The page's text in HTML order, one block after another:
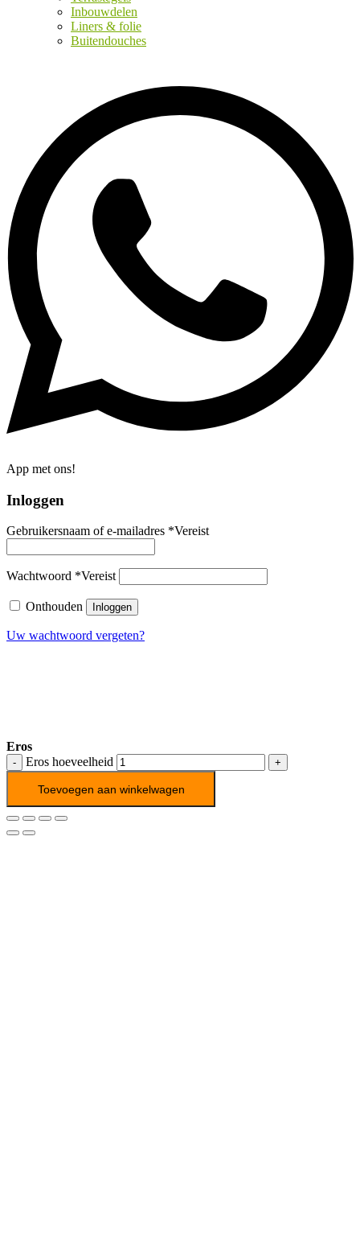
Inbouwdelen
Liners & folie
Buitendouches
App met ons!
Inloggen
Gebruikersnaam of e-mailadres *Vereist
Wachtwoord *Vereist
Onthouden Inloggen
Uw wachtwoord vergeten?
Eros
Eros hoeveelheid
Toevoegen aan winkelwagen